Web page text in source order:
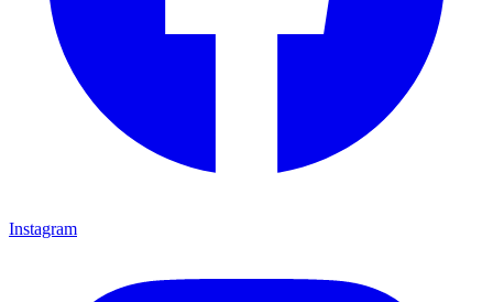
Instagram